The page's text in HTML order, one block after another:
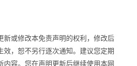
新或修改本免责声明的权利，修改后
效，恕不另行逐次通知。建议您定期
内容。您在声明更新后继续使用本网